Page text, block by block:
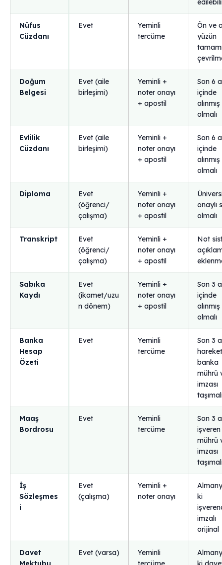
Nüfus
Cüzdanı
Evet
Yeminli
tercüme
Ön ve
yüzün
Doğum
Belgesi
Evet (aile
birleşimi)
Yeminli +
noter onayı
+ apostil
Son 6
içinde
alınmış
olmalı
Evlilik
Cüzdanı
Evet (aile
birleşimi)
Yeminli +
noter onayı
+ apostil
Son 6
içinde
alınmış
olmalı
Diploma
Evet
(öğrenci/
çalışma)
Yeminli +
noter onayı
+ apostil
onaylı
olmalı
Transkript
Evet
(öğrenci/
çalışma)
Yeminli +
noter onayı
+ apostil
Not
Sabıka
Kaydı
Evet
(ikamet/uzu
n dönem)
Yeminli +
noter onayı
+ apostil
Son 3
içinde
alınmış
olmalı
Banka
Hesap
Özeti
Evet
Yeminli
tercüme
Son 3
banka
mührü
imzası
Maaş
Bordrosu
Evet
Yeminli
tercüme
Son 3
işveren
mührü
imzası
İş
Sözleşmes
i
Evet
(çalışma)
Yeminli +
noter onayı
ki
imzalı
orijinal
Davet
Evet (varsa)
Yeminli